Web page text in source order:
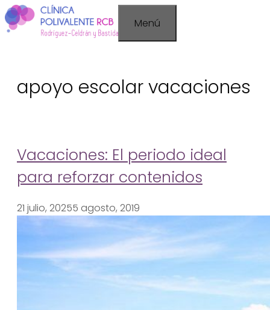
Saltar
al
contenido
Menú
apoyo escolar vacaciones
Vacaciones: El periodo ideal
para reforzar contenidos
21 julio, 20255 agosto, 2019